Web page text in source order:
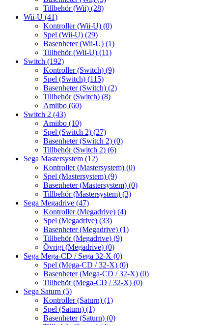
Tillbehör (Wii) (28)
Wii-U (41)
Kontroller (Wii-U) (0)
Spel (Wii-U) (29)
Basenheter (Wii-U) (1)
Tillbehör (Wii-U) (11)
Switch (192)
Kontroller (Switch) (9)
Spel (Switch) (115)
Basenheter (Switch) (2)
Tillbehör (Switch) (8)
Amiibo (60)
Switch 2 (43)
Amiibo (10)
Spel (Switch 2) (27)
Basenheter (Switch 2) (0)
Tillbehör (Switch 2) (6)
Sega Mastersystem (12)
Kontroller (Mastersystem) (0)
Spel (Mastersystem) (9)
Basenheter (Mastersystem) (0)
Tillbehör (Mastersystem) (3)
Sega Megadrive (47)
Kontroller (Megadrive) (4)
Spel (Megadrive) (33)
Basenheter (Megadrive) (1)
Tillbehör (Megadrive) (9)
Övrigt (Megadrive) (0)
Sega Mega-CD / Sega 32-X (0)
Spel (Mega-CD / 32-X) (0)
Basenheter (Mega-CD / 32-X) (0)
Tillbehör (Mega-CD / 32-X) (0)
Sega Saturn (5)
Kontroller (Saturn) (1)
Spel (Saturn) (1)
Basenheter (Saturn) (0)